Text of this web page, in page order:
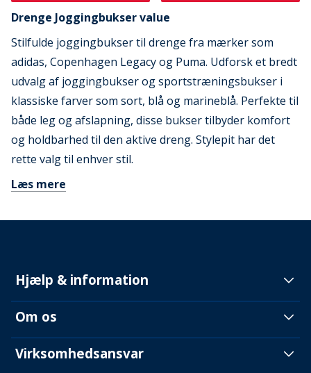
Drenge Joggingbukser value
Stilfulde joggingbukser til drenge fra mærker som
adidas, Copenhagen Legacy og Puma. Udforsk et bredt
udvalg af joggingbukser og sportstræningsbukser i
klassiske farver som sort, blå og marineblå. Perfekte til
både leg og afslapning, disse bukser tilbyder komfort
og holdbarhed til den aktive dreng. Stylepit har det
rette valg til enhver stil.
Læs mere
Hjælp & information
Om os
Virksomhedsansvar